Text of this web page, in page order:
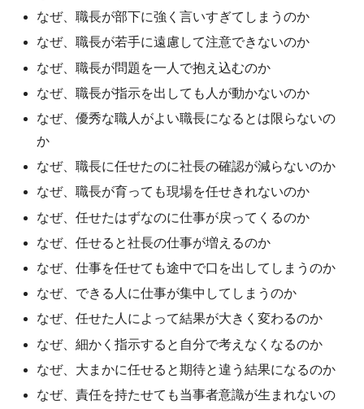
なぜ、職長が部下に強く言いすぎてしまうのか
なぜ、職長が若手に遠慮して注意できないのか
なぜ、職長が問題を一人で抱え込むのか
なぜ、職長が指示を出しても人が動かないのか
なぜ、優秀な職人がよい職長になるとは限らないの
か
なぜ、職長に任せたのに社長の確認が減らないのか
なぜ、職長が育っても現場を任せきれないのか
なぜ、任せたはずなのに仕事が戻ってくるのか
なぜ、任せると社長の仕事が増えるのか
なぜ、仕事を任せても途中で口を出してしまうのか
なぜ、できる人に仕事が集中してしまうのか
なぜ、任せた人によって結果が大きく変わるのか
なぜ、細かく指示すると自分で考えなくなるのか
なぜ、大まかに任せると期待と違う結果になるのか
なぜ、責任を持たせても当事者意識が生まれないの